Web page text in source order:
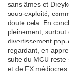
sans âmes et
sous-exploité,
doute cela. En
pleinement, surtout
divertissement
regardant, en
suite du MCU reste
et de FX médiocres.